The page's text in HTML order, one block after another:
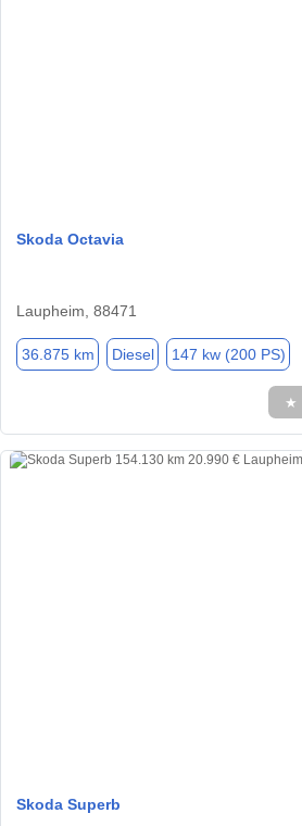
Skoda Octavia
Laupheim, 88471
36.875 km Diesel 147 kw (200 PS)
★
Skoda Superb